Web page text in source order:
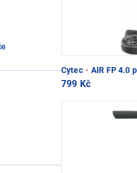
Cytec · AIR FP 4.0
799 Kč